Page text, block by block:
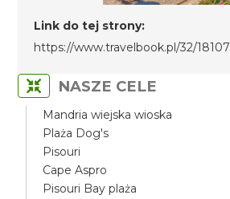
Link do tej strony:
https://www.travelbook.pl/32/18107
NASZE CELE
Mandria wiejska wioska
Plaża Dog's
Pisouri
Cape Aspro
Pisouri Bay plaża